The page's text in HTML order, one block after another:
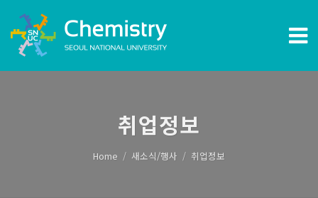
취업정보
Home 새소식/행사 취업정보